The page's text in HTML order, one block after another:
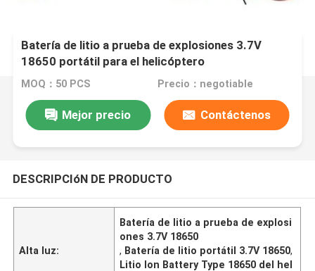
Batería de litio a prueba de explosiones 3.7V
18650 portátil para el helicóptero
MOQ：50 PCS Precio：negotiable
Mejor precio Contáctenos
DESCRIPCIóN DE PRODUCTO
Alta luz:
Batería de litio a prueba de explosi
ones 3.7V 18650
, Batería de litio portátil 3.7V 18650,
Litio Ion Battery Type 18650 del hel